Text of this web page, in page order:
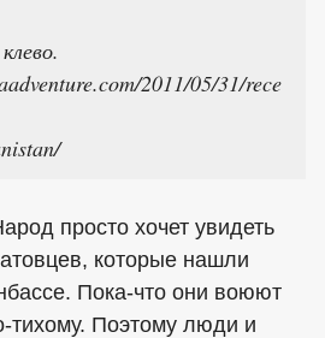
2011/05/31/rece
просто хочет увидеть
которые нашли
Пока-что они воюют
тихому. Поэтому люди и